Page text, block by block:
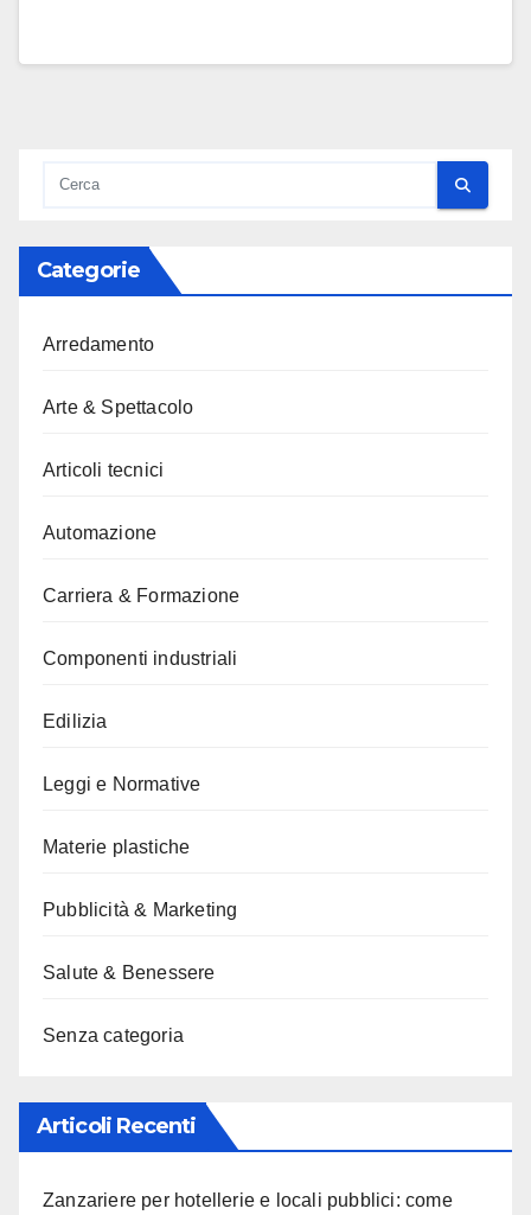
Categorie
Arredamento
Arte & Spettacolo
Articoli tecnici
Automazione
Carriera & Formazione
Componenti industriali
Edilizia
Leggi e Normative
Materie plastiche
Pubblicità & Marketing
Salute & Benessere
Senza categoria
Articoli Recenti
Zanzariere per hotellerie e locali pubblici: come